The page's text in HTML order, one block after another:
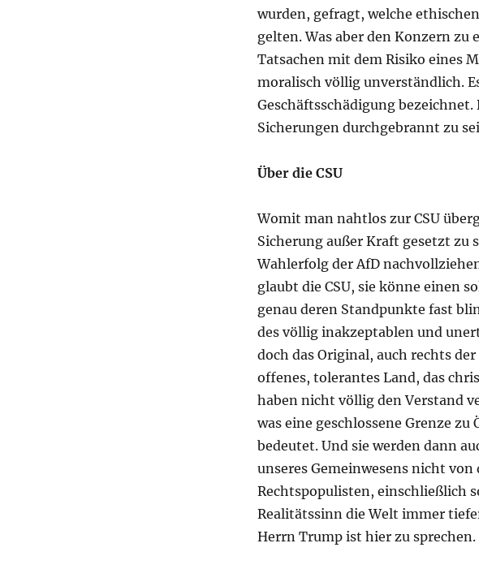
wurden, gefragt, welche
gelten. Was aber den Konzern
Tatsachen mit dem Risiko eines
moralisch völlig unverständlich.
Geschäftsschädigung
Sicherungen durchgebrannt zu
Über die CSU
Womit man nahtlos zur CSU
Sicherung außer Kraft gesetzt zu
Wahlerfolg der AfD
glaubt die CSU, sie könne einen
genau deren Standpunkte fast
des völlig inakzeptablen und
doch das Original, auch rechts
offenes, tolerantes Land, das
haben nicht völlig den Verstand
was eine geschlossene Grenze
bedeutet. Und sie werden dann
unseres Gemeinwesens nicht
Rechtspopulisten, einschließlich
Realitätssinn die Welt immer
Herrn Trump ist hier zu sprechen.